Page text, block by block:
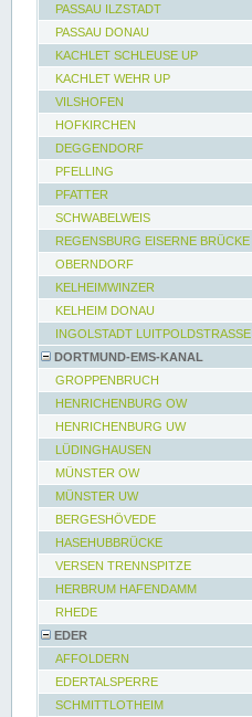
PASSAU ILZSTADT
PASSAU DONAU
KACHLET SCHLEUSE UP
KACHLET WEHR UP
VILSHOFEN
HOFKIRCHEN
DEGGENDORF
PFELLING
PFATTER
SCHWABELWEIS
REGENSBURG EISERNE BRÜCKE
OBERNDORF
KELHEIMWINZER
KELHEIM DONAU
INGOLSTADT LUITPOLDSTRASSE
DORTMUND-EMS-KANAL
GROPPENBRUCH
HENRICHENBURG OW
HENRICHENBURG UW
LÜDINGHAUSEN
MÜNSTER OW
MÜNSTER UW
BERGESHÖVEDE
HASEHUBBRÜCKE
VERSEN TRENNSPITZE
HERBRUM HAFENDAMM
RHEDE
EDER
AFFOLDERN
EDERTALSPERRE
SCHMITTLOTHEIM